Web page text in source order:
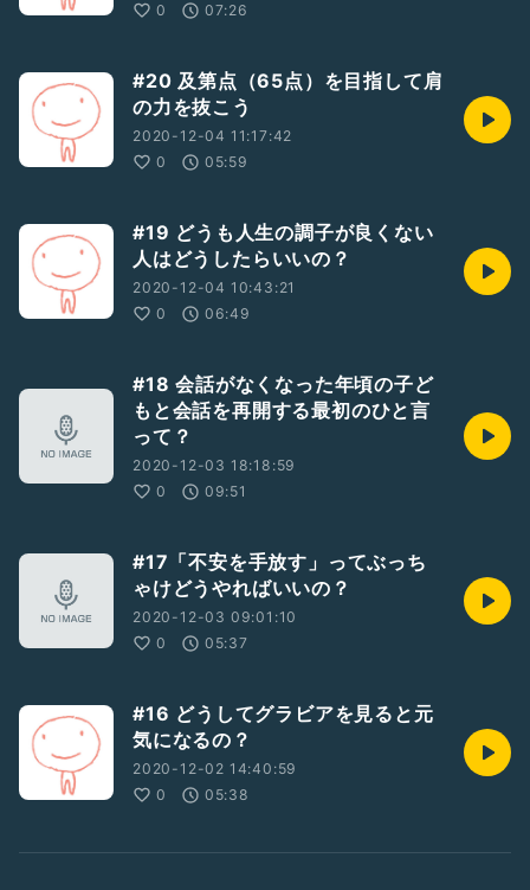
0
07:26
#20 及第点（65点）を目指して肩
の力を抜こう
2020-12-04 11:17:42
0
05:59
#19 どうも人生の調子が良くない
人はどうしたらいいの？
2020-12-04 10:43:21
0
06:49
#18 会話がなくなった年頃の子ど
もと会話を再開する最初のひと言
って？
2020-12-03 18:18:59
0
09:51
#17「不安を手放す」ってぶっち
ゃけどうやればいいの？
2020-12-03 09:01:10
0
05:37
#16 どうしてグラビアを見ると元
気になるの？
2020-12-02 14:40:59
0
05:38